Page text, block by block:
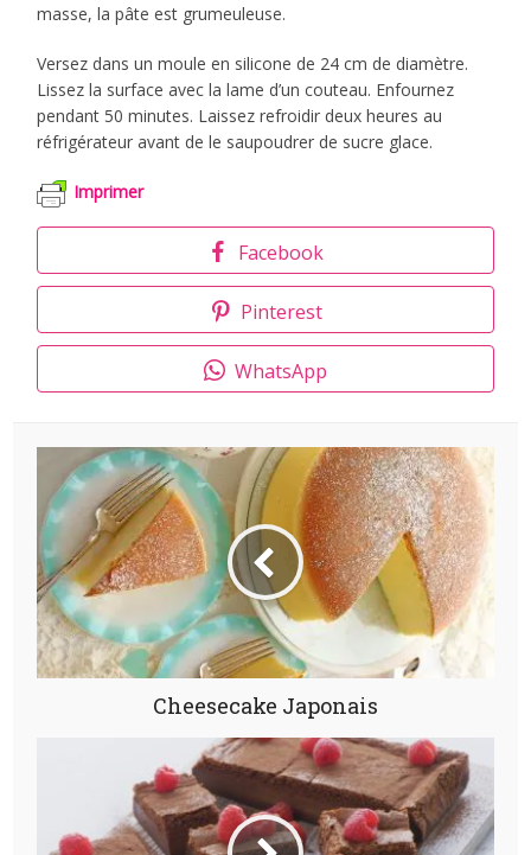
masse, la pâte est grumeuleuse.
Versez dans un moule en silicone de 24 cm de diamètre.
Lissez la surface avec la lame d’un couteau. Enfournez
pendant 50 minutes. Laissez refroidir deux heures au
réfrigérateur avant de le saupoudrer de sucre glace.
Imprimer
Facebook
Pinterest
WhatsApp
Cheesecake Japonais